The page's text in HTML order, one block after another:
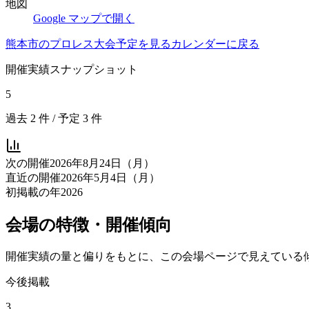
地図
Google マップで開く
熊本市のプロレス大会予定を見る カレンダーに戻る
開催実績スナップショット
5
過去 2 件 / 予定 3 件
次の開催2026年8月24日（月）
直近の開催2026年5月4日（月）
初掲載の年2026
会場の特徴・開催傾向
開催実績の量と偏りをもとに、この会場ページで見えている
今後掲載
3